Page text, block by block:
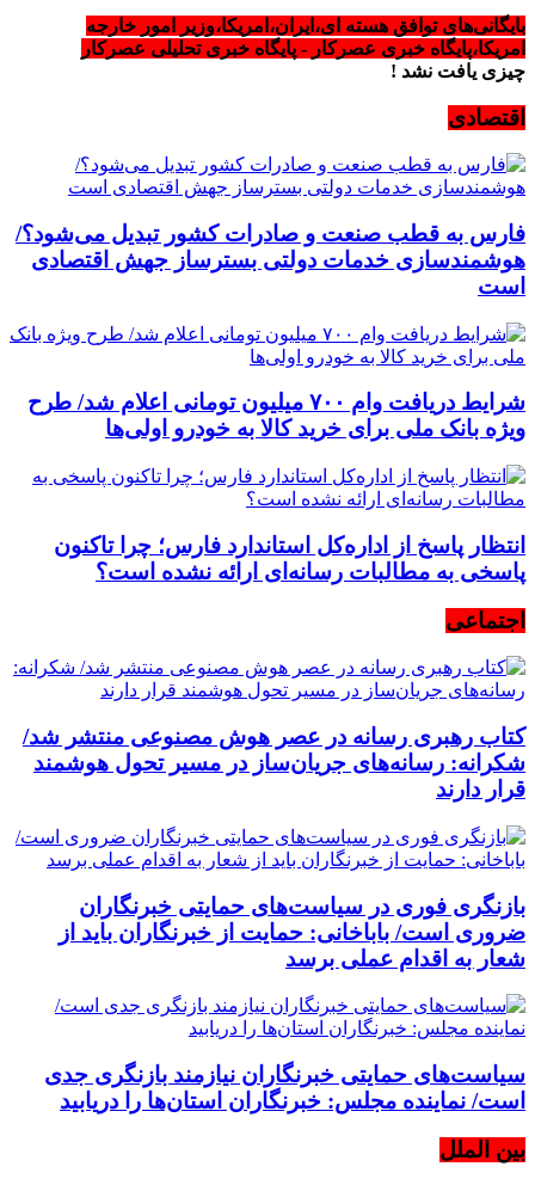
بایگانی‌های توافق هسته ای،ایران،امریکا،وزیر امور خارجه
امریکا،پایگاه خبری عصرکار - پایگاه خبری تحلیلی عصرکار
چیزی یافت نشد !
اقتصادی
فارس به قطب صنعت و صادرات کشور تبدیل می‌شود؟/
هوشمندسازی خدمات دولتی بسترساز جهش اقتصادی
است
شرایط دریافت وام ۷۰۰ میلیون تومانی اعلام شد/ طرح
ویژه بانک ملی برای خرید کالا به خودرو اولی‌ها
انتظار پاسخ از اداره‌کل استاندارد فارس؛ چرا تاکنون
پاسخی به مطالبات رسانه‌ای ارائه نشده است؟
اجتماعی
کتاب رهبری رسانه در عصر هوش مصنوعی منتشر شد/
شکرانه: رسانه‌های جریان‌ساز در مسیر تحول هوشمند
قرار دارند
بازنگری فوری در سیاست‌های حمایتی خبرنگاران
ضروری است/ باباخانی: حمایت از خبرنگاران باید از
شعار به اقدام عملی برسد
سیاست‌های حمایتی خبرنگاران نیازمند بازنگری جدی
است/ نماینده مجلس: خبرنگاران استان‌ها را دریابید
بین الملل